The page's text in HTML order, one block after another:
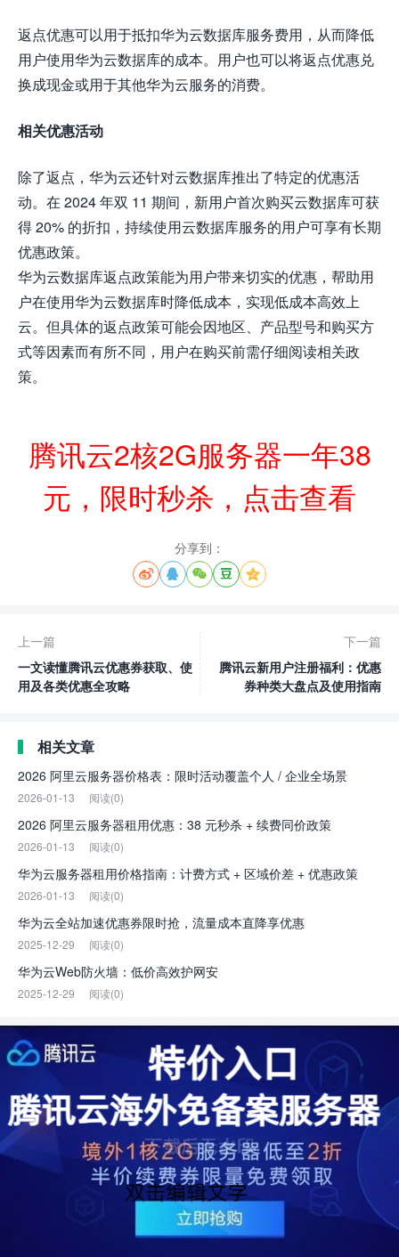
返点优惠可以用于抵扣华为云数据库服务费用，从而降低
用户使用华为云数据库的成本。用户也可以将返点优惠兑
换成现金或用于其他华为云服务的消费。
相关优惠活动
除了返点，华为云还针对云数据库推出了特定的优惠活
动。在 2024 年双 11 期间，新用户首次购买云数据库可获
得 20% 的折扣，持续使用云数据库服务的用户可享有长期
优惠政策。
华为云数据库返点政策能为用户带来切实的优惠，帮助用
户在使用华为云数据库时降低成本，实现低成本高效上
云。但具体的返点政策可能会因地区、产品型号和购买方
式等因素而有所不同，用户在购买前需仔细阅读相关政
策。
腾讯云2核2G服务器一年38
元，限时秒杀，点击查看
分享到：
    
上一篇
一文读懂腾讯云优惠券获取、使
用及各类优惠全攻略
下一篇
腾讯云新用户注册福利：优惠
券种类大盘点及使用指南
相关文章
2026 阿里云服务器价格表：限时活动覆盖个人 / 企业全场景
2026-01-13 阅读(0)
2026 阿里云服务器租用优惠：38 元秒杀 + 续费同价政策
2026-01-13 阅读(0)
华为云服务器租用价格指南：计费方式 + 区域价差 + 优惠政策
2026-01-13 阅读(0)
华为云全站加速优惠券限时抢，流量成本直降享优惠
2025-12-29 阅读(0)
华为云Web防火墙：低价高效护网安
2025-12-29 阅读(0)